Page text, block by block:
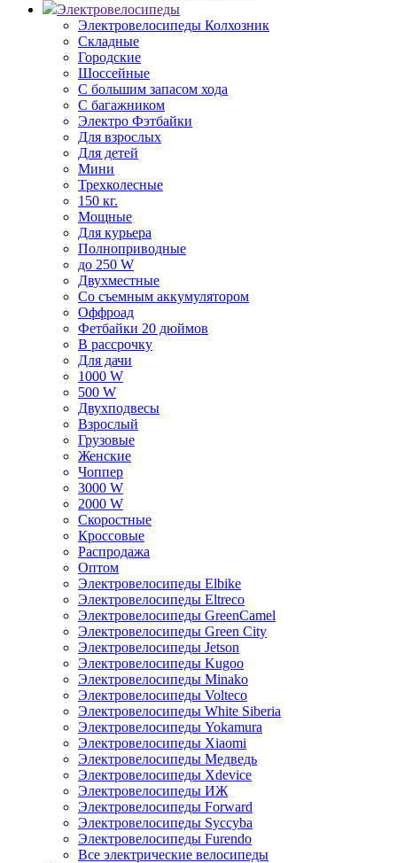
Электровелосипеды
Электровелосипеды Колхозник
Складные
Городские
Шоссейные
С большим запасом хода
С багажником
Электро Фэтбайки
Для взрослых
Для детей
Мини
Трехколесные
150 кг.
Мощные
Для курьера
Полноприводные
до 250 W
Двухместные
Со съемным аккумулятором
Оффроад
Фетбайки 20 дюймов
В рассрочку
Для дачи
1000 W
500 W
Двухподвесы
Взрослый
Грузовые
Женские
Чоппер
3000 W
2000 W
Скоростные
Кроссовые
Распродажа
Оптом
Электровелосипеды Elbike
Электровелосипеды Eltreco
Электровелосипеды GreenCamel
Электровелосипеды Green City
Электровелосипеды Jetson
Электровелосипеды Kugoo
Электровелосипеды Minako
Электровелосипеды Volteco
Электровелосипеды White Siberia
Электровелосипеды Yokamura
Электровелосипеды Xiaomi
Электровелосипеды Медведь
Электровелосипеды Xdevice
Электровелосипеды ИЖ
Электровелосипеды Forward
Электровелосипеды Syccyba
Электровелосипеды Furendo
Все электрические велосипеды